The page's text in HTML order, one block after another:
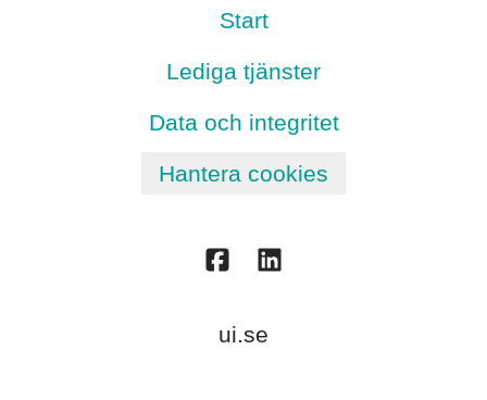
Start
Lediga tjänster
Data och integritet
Hantera cookies
ui.se